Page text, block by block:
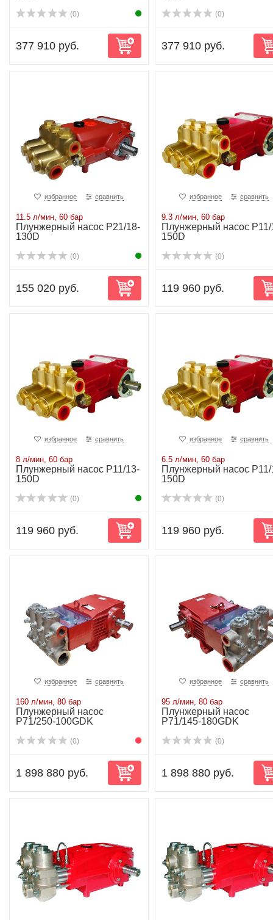
(0)
377 910 руб.
(0)
377 910 руб.
избранное сравнить
11.5 л/мин, 60 бар
Плунжерный насос P21/18-
130D
(0)
155 020 руб.
избранное сравнить
9.3 л/мин, 60 бар
Плунжерный насос P11/
150D
(0)
119 960 руб.
избранное сравнить
8 л/мин, 60 бар
Плунжерный насос P11/13-
150D
(0)
119 960 руб.
избранное сравнить
6.5 л/мин, 60 бар
Плунжерный насос P11/
150D
(0)
119 960 руб.
избранное сравнить
160 л/мин, 80 бар
Плунжерный насос
P71/250-100GDK
(0)
1 898 880 руб.
избранное сравнить
95 л/мин, 80 бар
Плунжерный насос
P71/145-180GDK
(0)
1 898 880 руб.